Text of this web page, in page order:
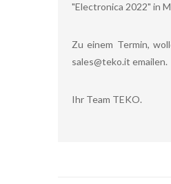
"Electronica 2022" in
Zu einem Termin,
sales@teko.it emailen.
Ihr Team TEKO.